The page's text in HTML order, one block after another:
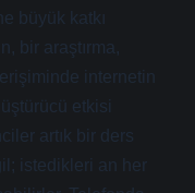
büyük katkı
bir araştırma,
internetin
etkisi
artık bir ders
istedikleri an her